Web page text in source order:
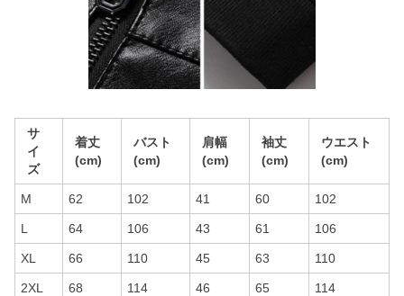
サ
イ
ズ
着丈
(cm)
バスト
(cm)
肩幅
(cm)
袖丈
(cm)
ウエスト
(cm)
M 62 102 41 60 102
L 64 106 43 61 106
XL 66 110 45 63 110
2XL 68 114 46 65 114